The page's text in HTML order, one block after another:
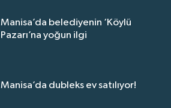
Manisa’da belediyenin ‘Köylü
Pazarı’na yoğun ilgi
Manisa’da dubleks ev satılıyor!